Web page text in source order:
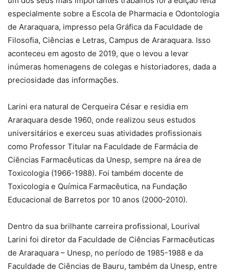
especialmente sobre a Escola de Pharmacia e Odontologia
de Araraquara, impresso pela Gráfica da Faculdade de
Filosofia, Ciências e Letras, Campus de Araraquara. Isso
aconteceu em agosto de 2019, que o levou a levar
inúmeras homenagens de colegas e historiadores, dada a
preciosidade das informações.
Larini era natural de Cerqueira César e residia em
Araraquara desde 1960, onde realizou seus estudos
universitários e exerceu suas atividades profissionais
como Professor Titular na Faculdade de Farmácia de
Ciências Farmacêuticas da Unesp, sempre na área de
Toxicologia (1966-1988). Foi também docente de
Toxicologia e Química Farmacêutica, na Fundação
Educacional de Barretos por 10 anos (2000-2010).
Dentro da sua brilhante carreira profissional, Lourival
Larini foi diretor da Faculdade de Ciências Farmacêuticas
de Araraquara – Unesp, no período de 1985-1988 e da
Faculdade de Ciências de Bauru, também da Unesp, entre